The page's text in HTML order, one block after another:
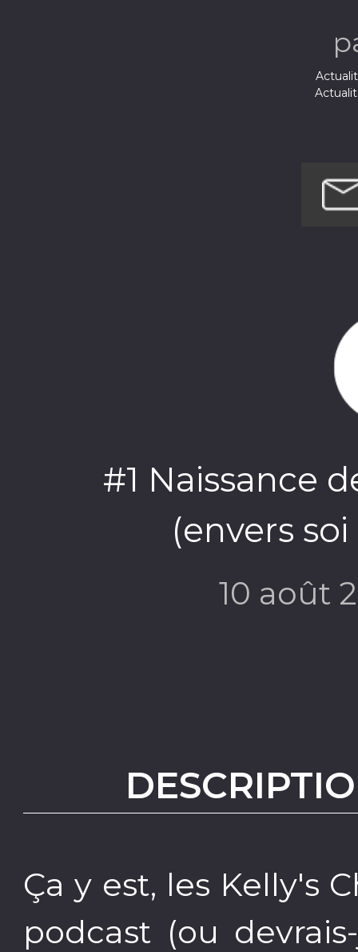
#1 Naissance
(envers
10 août
Ça y est, les Kelly's
podcast (ou